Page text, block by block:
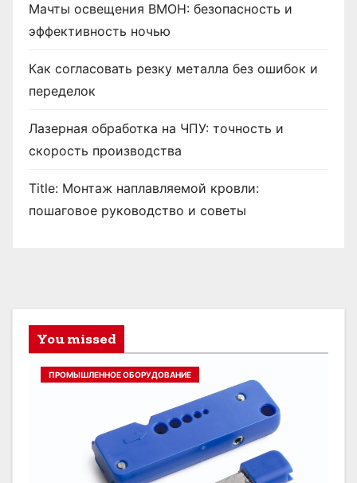
Мачты освещения ВМОН: безопасность и
эффективность ночью
Как согласовать резку металла без ошибок и
переделок
Лазерная обработка на ЧПУ: точность и
скорость производства
Title: Монтаж наплавляемой кровли:
пошаговое руководство и советы
You missed
ПРОМЫШЛЕННОЕ ОБОРУДОВАНИЕ